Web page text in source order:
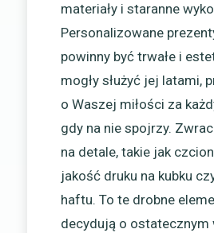
materiały i staranne
Personalizowane
powinny być trwałe i
mogły służyć jej latami,
o Waszej miłości za
gdy na nie spojrzy.
na detale, takie jak
jakość druku na kubku
haftu. To te drobne
decydują o ostatecznym